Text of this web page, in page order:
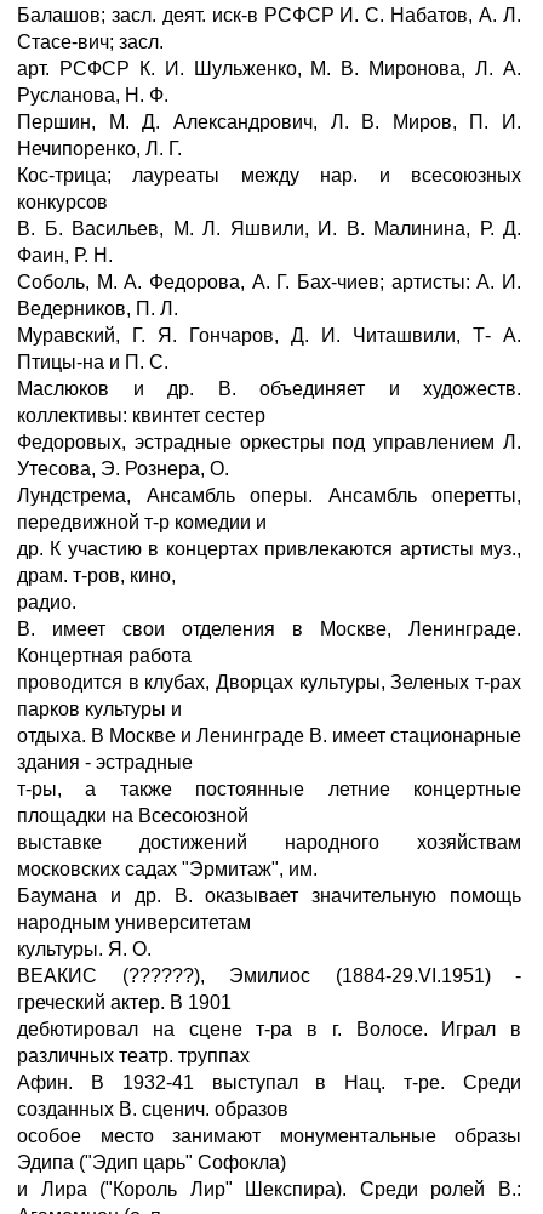
Балашов; засл. деят. иск-в РСФСР И. С. Набатов, А. Л.
Стасе-вич; засл.
арт. РСФСР К. И. Шульженко, М. В. Миронова, Л. А.
Русланова, Н. Ф.
Першин, М. Д. Александрович, Л. В. Миров, П. И.
Нечипоренко, Л. Г.
Кос-трица; лауреаты между нар. и всесоюзных
конкурсов
В. Б. Васильев, М. Л. Яшвили, И. В. Малинина, Р. Д.
Фаин, Р. Н.
Соболь, М. А. Федорова, А. Г. Бах-чиев; артисты: А. И.
Ведерников, П. Л.
Муравский, Г. Я. Гончаров, Д. И. Читашвили, Т- А.
Птицы-на и П. С.
Маслюков и др. В. объединяет и художеств.
коллективы: квинтет сестер
Федоровых, эстрадные оркестры под управлением Л.
Утесова, Э. Рознера, О.
Лундстрема, Ансамбль оперы. Ансамбль оперетты,
передвижной т-р комедии и
др. К участию в концертах привлекаются артисты муз.,
драм. т-ров, кино,
радио.
В. имеет свои отделения в Москве, Ленинграде.
Концертная работа
проводится в клубах, Дворцах культуры, Зеленых т-рах
парков культуры и
отдыха. В Москве и Ленинграде В. имеет стационарные
здания - эстрадные
т-ры, а также постоянные летние концертные
площадки на Всесоюзной
выставке достижений народного хозяйствам
московских садах "Эрмитаж", им.
Баумана и др. В. оказывает значительную помощь
народным университетам
культуры. Я. О.
ВЕАКИС (??????), Эмилиос (1884-29.VI.1951) -
греческий актер. В 1901
дебютировал на сцене т-ра в г. Волосе. Играл в
различных театр. труппах
Афин. В 1932-41 выступал в Нац. т-ре. Среди
созданных В. сценич. образов
особое место занимают монументальные образы
Эдипа ("Эдип царь" Софокла)
и Лира ("Король Лир" Шекспира). Среди ролей В.: